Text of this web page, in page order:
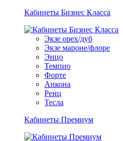
Кабинеты Бизнес Класса
Экзе орех/дуб
Экзе мароне/флоре
Энцо
Темпио
Форте
Анкона
Ренц
Тесла
Кабинеты Премиум